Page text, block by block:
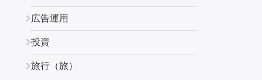
広告運用
投資
旅行（旅）